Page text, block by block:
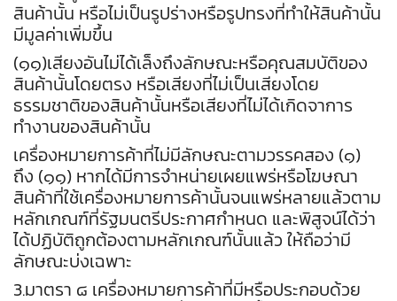
สินค้านั้น หรือไม่เป็นรูปร่างหรือรูปทรงที่ทำให้สินค้านั้น
มีมูลค่าเพิ่มขึ้น
(๑๑)เสียงอันไม่ได้เล็งถึงลักษณะหรือคุณสมบัติของ
สินค้านั้นโดยตรง หรือเสียงที่ไม่เป็นเสียงโดย
ธรรมชาติของสินค้านั้นหรือเสียงที่ไม่ได้เกิดจาการ
ทำงานของสินค้านั้น
เครื่องหมายการค้าที่ไม่มีลักษณะตามวรรคสอง (๑)
ถึง (๑๑) หากได้มีการจำหน่ายเผยแพร่หรือโฆษณา
สินค้าที่ใช้เครื่องหมายการค้านั้นจนแพร่หลายแล้วตาม
หลักเกณฑ์ที่รัฐมนตรีประกาศกำหนด และพิสูจน์ได้ว่า
ได้ปฏิบัติถูกต้องตามหลักเกณฑ์นั้นแล้ว ให้ถือว่ามี
ลักษณะบ่งเฉพาะ
3.มาตรา ๘ เครื่องหมายการค้าที่มีหรือประกอบด้วย